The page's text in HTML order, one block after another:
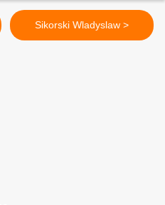
Sikorski Wladyslaw >